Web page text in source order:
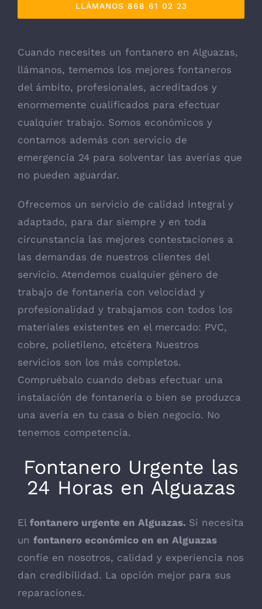
LLÁMANOS 868 61 02 23
Cuando necesites un fontanero en Alguazas,
llámanos, tememos los mejores fontaneros
del ámbito, profesionales, acreditados y
enormemente cualificados para efectuar
cualquier trabajo. Somos económicos y
contamos además con servicio de
emergencia 24 para solventar las averías que
no pueden aguardar.
Ofrecemos un servicio de calidad integral y
adaptado, para dar siempre y en toda
circunstancia las mejores contestaciones a
las demandas de nuestros clientes del
servicio. Atendemos cualquier género de
trabajo de fontanería con velocidad y
profesionalidad y trabajamos con todos los
materiales existentes en el mercado: PVC,
cobre, polietileno, etcétera Nuestros
servicios son los más completos.
Compruébalo cuando debas efectuar una
instalación de fontanería o bien se produzca
una avería en tu casa o bien negocio. No
tenemos competencia.
Fontanero Urgente las
24 Horas en Alguazas
El fontanero urgente en Alguazas. Si necesita
un fontanero económico en en Alguazas
confíe en nosotros, calidad y experiencia nos
dan credibilidad. La opción mejor para sus
reparaciones.